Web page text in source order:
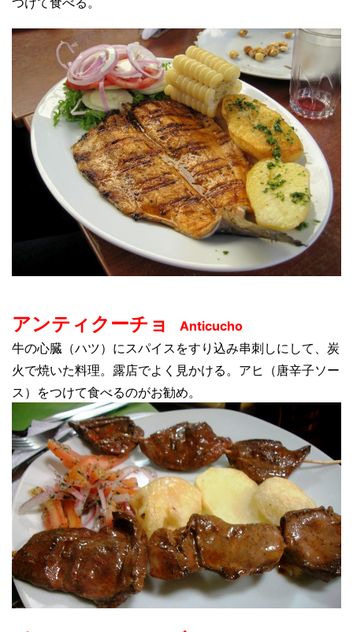
アンティクーチョ
Anticucho
牛の心臓（ハツ）にスパイスをすり込み串刺しにして、炭
火で焼いた料理。露店でよく見かける。アヒ（唐辛子ソー
ス）をつけて食べるのがお勧め。